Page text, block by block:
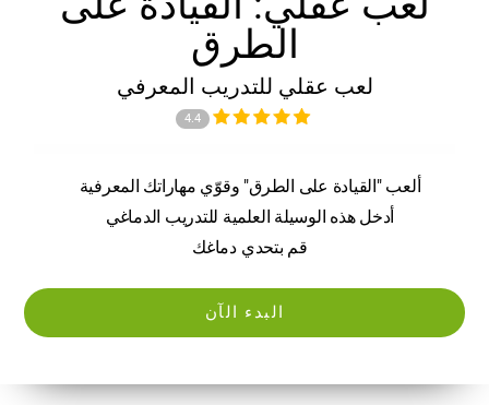
الطرق
لعب عقلي للتدريب المعرفي
4.4
ألعب "القيادة على الطرق" وقوّي مهاراتك المعرفية
أدخل هذه الوسيلة العلمية للتدريب الدماغي
قم بتحدي دماغك
البدء الآن